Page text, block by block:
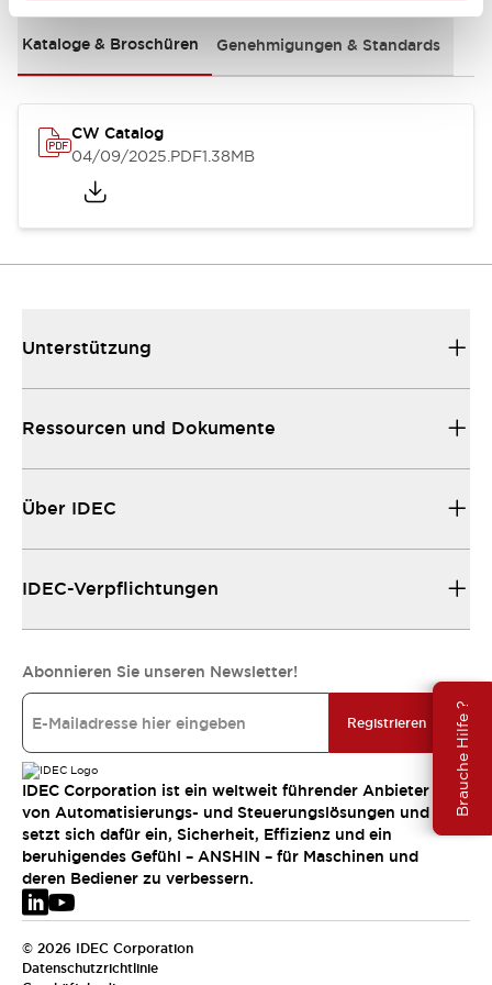
Brauche Hilfe ?
Kataloge & Broschüren Genehmigungen & Standards
CW Catalog
04/09/2025.PDF1.38MB
Unterstützung
Ressourcen und Dokumente
Über IDEC
IDEC-Verpflichtungen
Abonnieren Sie unseren Newsletter!
Registrieren
IDEC Corporation ist ein weltweit führender Anbieter
von Automatisierungs- und Steuerungslösungen und
setzt sich dafür ein, Sicherheit, Effizienz und ein
beruhigendes Gefühl – ANSHIN – für Maschinen und
deren Bediener zu verbessern.
© 2026 IDEC Corporation
Datenschutzrichtlinie